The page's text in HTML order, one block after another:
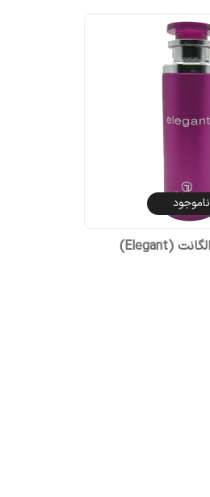
ناموجود
اسپری بدن زنانه الگانت (Elegant)